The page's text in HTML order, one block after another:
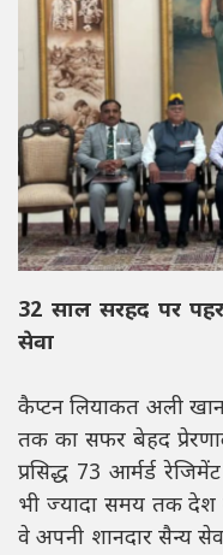
32 साल सरहद पर
सेवा
कैप्टन लियाकत अली
तक का सफर बेहद
प्रसिद्ध 73 आर्मर्ड
भी ज्यादा समय तक देश
वे अपनी शानदार सैन्य